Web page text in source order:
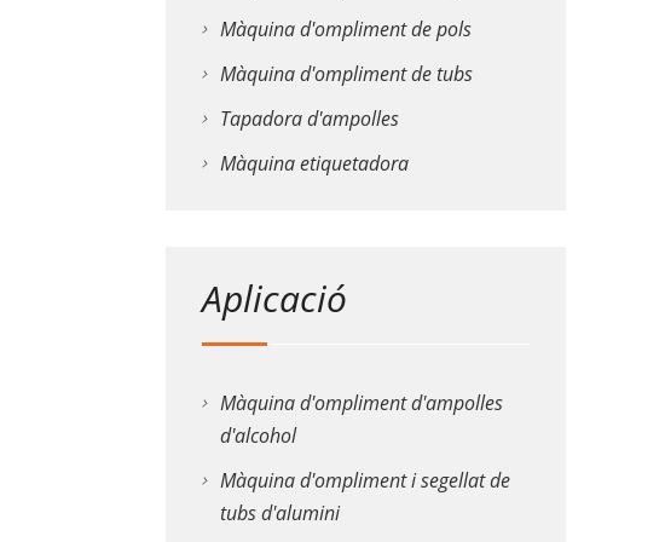
Màquina d'ompliment de pols
Màquina d'ompliment de tubs
Tapadora d'ampolles
Màquina etiquetadora
Aplicació
Màquina d'ompliment d'ampolles
d'alcohol
Màquina d'ompliment i segellat de
tubs d'alumini